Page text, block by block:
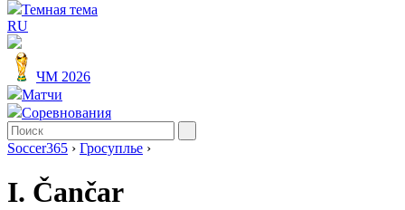
Темная тема
RU
ЧМ 2026
Матчи
Соревнования
Soccer365 › Гросуплье ›
I. Čančar